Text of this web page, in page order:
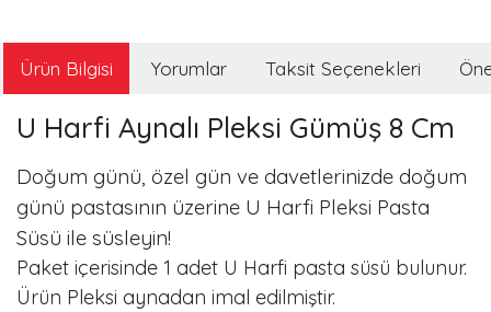
Ürün Bilgisi Yorumlar Taksit Seçenekleri
U Harfi Aynalı Pleksi Gümüş 8 Cm
Doğum günü, özel gün ve davetlerinizde doğum
günü pastasının üzerine U Harfi Pleksi Pasta
Süsü ile süsleyin!
Paket içerisinde 1 adet U Harfi pasta süsü bulunur.
Ürün Pleksi aynadan imal edilmiştir.